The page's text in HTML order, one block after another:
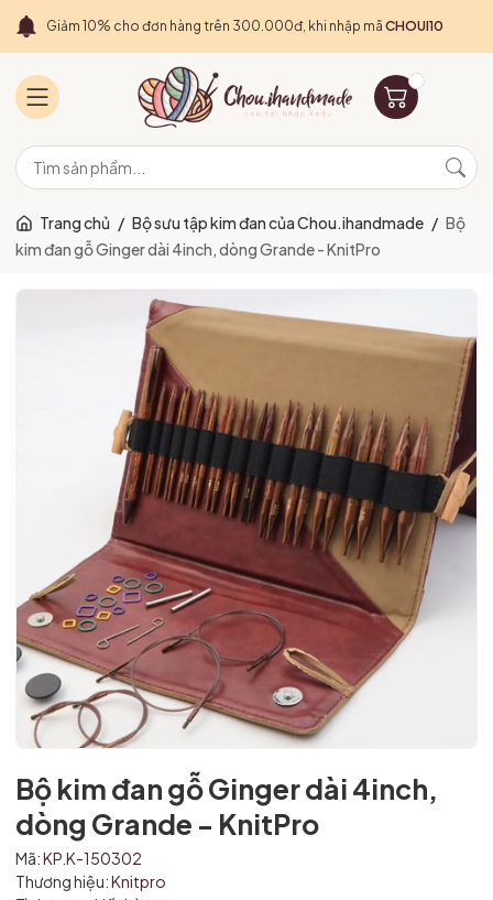
Giảm 10% cho đơn hàng trên 300.000đ, khi nhập mã CHOUI10
Trang chủ / Bộ sưu tập kim đan của Chou.ihandmade / Bộ
kim đan gỗ Ginger dài 4inch, dòng Grande - KnitPro
Bộ kim đan gỗ Ginger dài 4inch,
dòng Grande - KnitPro
Mã:KP.K-150302
Thương hiệu:Knitpro
Mã giảm giá:
Ngày hết hạn: